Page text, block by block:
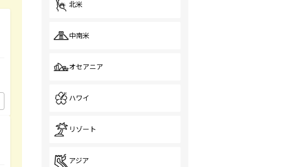
北米
中南米
オセアニア
ハワイ
リゾート
アジア